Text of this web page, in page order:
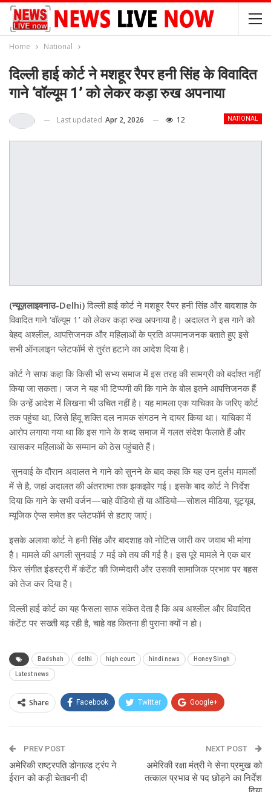
Home National
दिल्ली हाई कोर्ट ने मशहूर रैपर हनी सिंह के विवादित
गाने ‘वॉल्यूम 1’ को लेकर कड़ा रुख अपनाया
NATIONAL
Last updated Apr 2, 2026 12
(न्यूज़लाइवनाउ-Delhi)दिल्ली हाई कोर्ट ने मशहूर रैपर हनी सिंह और बादशाह के
विवादित गाने ‘वॉल्यूम 1’ को लेकर कड़ा रुख अपनाया है। अदालत ने इस गाने को
बेहद अश्लील, आपत्तिजनक और महिलाओं के प्रति अपमानजनक बताते हुए इसे
सभी ऑनलाइन प्लेटफॉर्म से तुरंत हटाने का आदेश दिया है।
कोर्ट ने साफ कहा कि किसी भी सभ्य समाज में इस तरह की सामग्री को बर्दाश्त नहीं
किया जा सकता। जज ने यह भी टिप्पणी की कि गाने के बोल इतने आपत्तिजनक हैं
कि उन्हें आदेश में लिखना भी उचित नहीं है। यह मामला एक याचिका के जरिए कोर्ट
तक पहुंचा था, जिसे हिंदू शक्ति दल नामक संगठन ने दायर किया था। याचिका में
आरोप लगाया गया था कि इस गाने के शब्द समाज में गलत संदेश फैलाते हैं और
खासकर महिलाओं के सम्मान को ठेस पहुंचाते हैं।
सुनवाई के दौरान अदालत ने गाने को सुनने के बाद कहा कि यह उन दुर्लभ मामलों
में से है, जहां अदालत की अंतरात्मा तक झकझोर गई। इसके बाद कोर्ट ने निर्देश
दिया कि गाने के सभी वर्जन—चाहे वीडियो हों या ऑडियो—सोशल मीडिया, यूट्यूब,
म्यूजिक ऐप्स समेत हर प्लेटफॉर्म से हटाए जाएं।
इसके अलावा कोर्ट ने हनी सिंह और बादशाह को नोटिस जारी कर जवाब भी मांगा
है। मामले की अगली सुनवाई 7 मई को तय की गई है। इस पूरे मामले ने एक बार
फिर संगीत इंडस्ट्री में कंटेंट की जिम्मेदारी और उसकी सामाजिक प्रभाव पर बहस
को तेज कर दिया है।
दिल्ली हाई कोर्ट का यह फैसला साफ संकेत देता है कि अब अश्लील और विवादित
कंटेंट पर सख्ती बढ़ रही है, चाहे वह कितना ही पुराना क्यों न हो।
Badshah delhi high court hindi news Honey Singh
Latest news
Share Facebook Twitter Google+
Email
PREV POST
अमेरिकी राष्ट्रपति डोनाल्ड ट्रंप ने
ईरान को कड़ी चेतावनी दी
NEXT POST
अमेरिकी रक्षा मंत्री ने सेना प्रमुख को
तत्काल प्रभाव से पद छोड़ने का निर्देश